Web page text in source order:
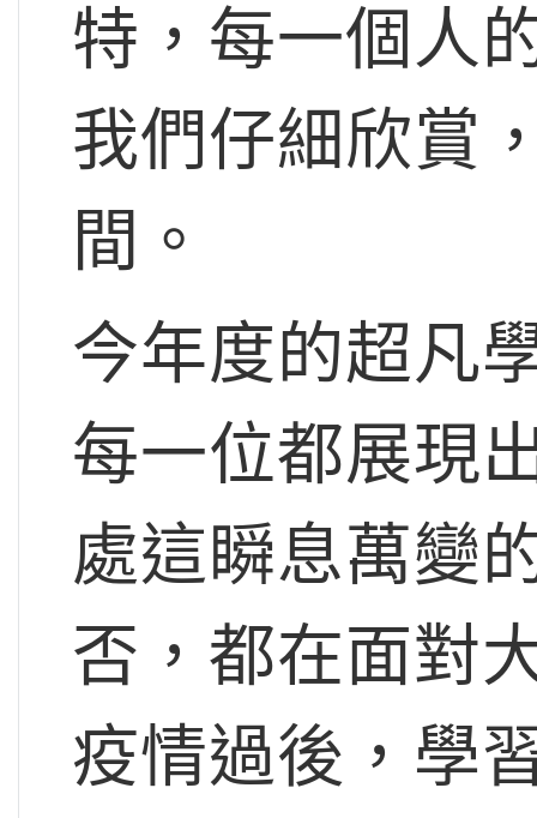
特，每一個人
我們仔細欣賞
間。
今年度的超凡
每一位都展現
處這瞬息萬變
否，都在面對
疫情過後，學